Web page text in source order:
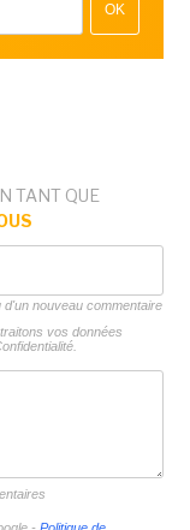
OK
TANT QUE
nouveau commentaire
vos données